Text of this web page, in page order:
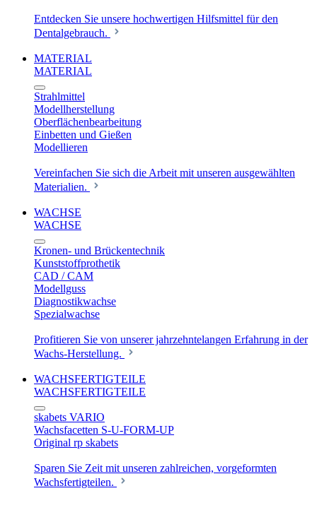
Entdecken Sie unsere hochwertigen Hilfsmittel für den
Dentalgebrauch.
MATERIAL
MATERIAL
Strahlmittel
Modellherstellung
Oberflächenbearbeitung
Einbetten und Gießen
Modellieren
Vereinfachen Sie sich die Arbeit mit unseren ausgewählten
Materialien.
WACHSE
WACHSE
Kronen- und Brückentechnik
Kunststoffprothetik
CAD / CAM
Modellguss
Diagnostikwachse
Spezialwachse
Profitieren Sie von unserer jahrzehntelangen Erfahrung in der
Wachs-Herstellung.
WACHSFERTIGTEILE
WACHSFERTIGTEILE
skabets VARIO
Wachsfacetten S-U-FORM-UP
Original rp skabets
Sparen Sie Zeit mit unseren zahlreichen, vorgeformten
Wachsfertigteilen.